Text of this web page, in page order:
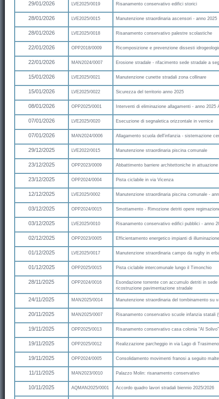
29/01/2026 LVE2025/0019 Risanamento conservativo edifici storici
28/01/2026 LVE2025/0015 Manutenzione straordinaria ascensori - anno 2025
28/01/2026 LVE2025/0018 Risanamento conservativo palestre scolastiche
22/01/2026 OPP2018/0009 Ricomposizione e prevenzione dissesti
22/01/2026 MAN2024/0007 Erosione stradale - rifacimento sede stradale a
15/01/2026 LVE2025/0021 Manutenzione cunette stradali zona collinare
15/01/2026 LVE2025/0022 Sicurezza del territorio anno 2025
08/01/2026 OPP2025/0001 Interventi di eliminazione allagamenti - anno
07/01/2026 LVE2025/0020 Esecuzione di segnaletica orizzontale in vernice
07/01/2026 MAN2024/0006 Allagamento scuola dell'infanzia - sistemazione
29/12/2025 LVE2022/0015 Manutenzione straordinaria piscina comunale
23/12/2025 OPP2023/0009 Abbattimento barriere architettoniche in
23/12/2025 OPP2024/0004 Pista ciclabile in via Vicenza
12/12/2025 LVE2025/0002 Manutenzione straordinaria piscina comunale -
03/12/2025 OPP2024/0015 Smottamento - Rimozione detriti opere
03/12/2025 LVE2025/0010 Risanamento conservativo edifici pubblici - anno
02/12/2025 OPP2023/0005 Efficientamento energetico impianti di
01/12/2025 LVE2025/0017 Manutenzione straordinaria campo da rugby in
01/12/2025 OPP2025/0015 Pista ciclabile intercomunale lungo il Timonchio
28/11/2025 OPP2024/0016
Esondazione torrente con accumulo detriti in
ricostruzione pavimentazione stradale
24/11/2025 MAN2025/0014 Manutenzione straordinaria del tombinamento su
20/11/2025 MAN2025/0007 Risanamento conservativo scuole infanzia statali
19/11/2025 OPP2025/0013 Risanamento conservativo casa colonia “Al
19/11/2025 OPP2025/0012 Realizzazione parcheggio in via Lago di Trasimeno
19/11/2025 OPP2024/0005 Consolidamento movimenti franosi a seguito
11/11/2025 MAN2023/0010 Palazzo Molin: risanamento conservativo
10/11/2025 AQMAN2025/0001 Accordo quadro lavori stradali biennio 2025/2026